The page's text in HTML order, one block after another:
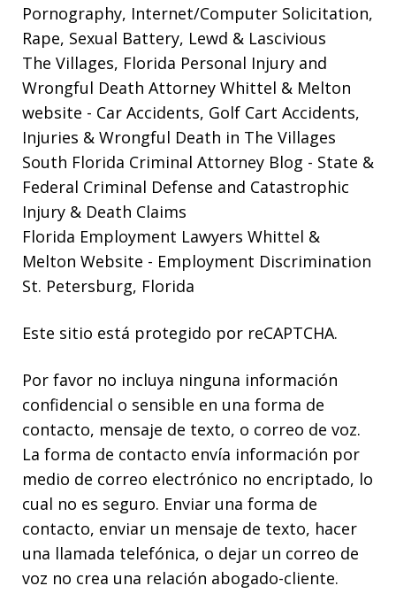
Pornography, Internet/Computer Solicitation,
Rape, Sexual Battery, Lewd & Lascivious
The Villages, Florida Personal Injury and
Wrongful Death Attorney Whittel & Melton
website - Car Accidents, Golf Cart Accidents,
Injuries & Wrongful Death in The Villages
South Florida Criminal Attorney Blog - State &
Federal Criminal Defense and Catastrophic
Injury & Death Claims
Florida Employment Lawyers Whittel &
Melton Website - Employment Discrimination
St. Petersburg, Florida
Este sitio está protegido por reCAPTCHA.
Por favor no incluya ninguna información
confidencial o sensible en una forma de
contacto, mensaje de texto, o correo de voz.
La forma de contacto envía información por
medio de correo electrónico no encriptado, lo
cual no es seguro. Enviar una forma de
contacto, enviar un mensaje de texto, hacer
una llamada telefónica, o dejar un correo de
voz no crea una relación abogado-cliente.